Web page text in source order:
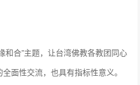
和合”主题，让台湾佛教各教团同心
面性交流，也具有指标性意义。